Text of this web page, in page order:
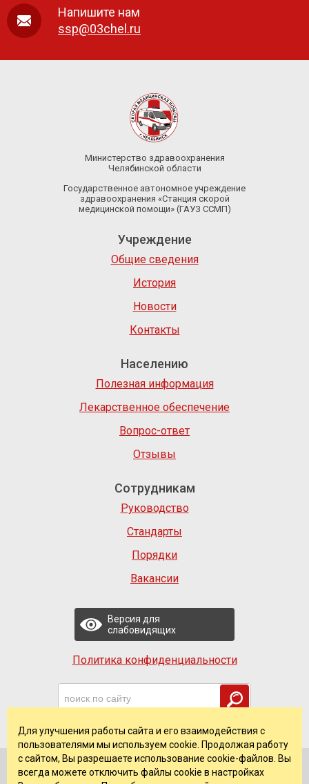
Напишите нам
ssp@03chel.ru
Министерство здравоохранения
Челябинской области
Государственное автономное учреждение
здравоохранения «Станция скорой
медицинской помощи» (ГАУЗ ССМП)
Учреждение
Общие сведения
История
Новости
Контакты
Населению
Полезная информация
Лекарственное обеспечение
Вопрос-ответ
Отзывы
Сотрудникам
Руководство
Стандарты
Порядки
Вакансии
Версия для
слабовидящих
Политика конфиденциальности
© 2026 ГАУЗ ССМП г. Челябинска
Для улучшения работы сайта и его взаимодействия с
пользователями мы используем cookie. Продолжая работу
с сайтом, Вы разрешаете использование cookie-файлов. Вы
всегда можете отключить файлы cookie в настройках